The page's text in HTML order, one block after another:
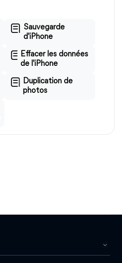
Sauvegarde
d'iPhone
Effacer les données
de l'iPhone
Duplication de
photos